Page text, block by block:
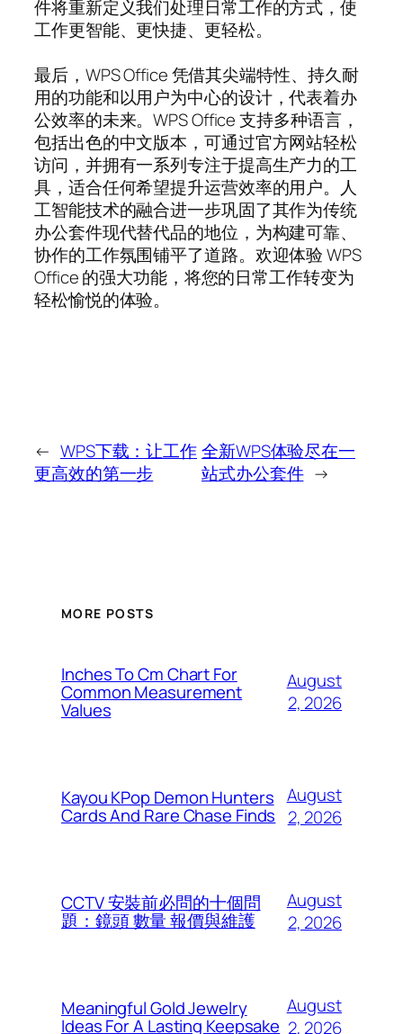
件将重新定义我们处理日常工作的方式，使
工作更智能、更快捷、更轻松。
最后，WPS Office 凭借其尖端特性、持久耐
用的功能和以用户为中心的设计，代表着办
公效率的未来。WPS Office 支持多种语言，
包括出色的中文版本，可通过官方网站轻松
访问，并拥有一系列专注于提高生产力的工
具，适合任何希望提升运营效率的用户。人
工智能技术的融合进一步巩固了其作为传统
办公套件现代替代品的地位，为构建可靠、
协作的工作氛围铺平了道路。欢迎体验 WPS
Office 的强大功能，将您的日常工作转变为
轻松愉悦的体验。
← WPS下载：让工作
更高效的第一步
全新WPS体验尽在一
站式办公套件 →
MORE POSTS
Inches To Cm Chart For
Common Measurement
Values
August
2, 2026
Kayou KPop Demon Hunters
Cards And Rare Chase Finds
August
2, 2026
CCTV 安裝前必問的十個問
題：鏡頭 數量 報價與維護
August
2, 2026
Meaningful Gold Jewelry
Ideas For A Lasting Keepsake
August
2, 2026